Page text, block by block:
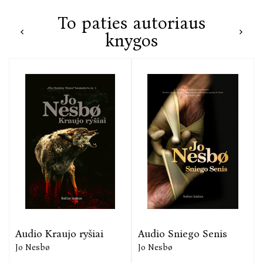
To paties autoriaus
knygos
Audio Kraujo ryšiai
Jo Nesbø
Audio Sniego Senis
Jo Nesbø